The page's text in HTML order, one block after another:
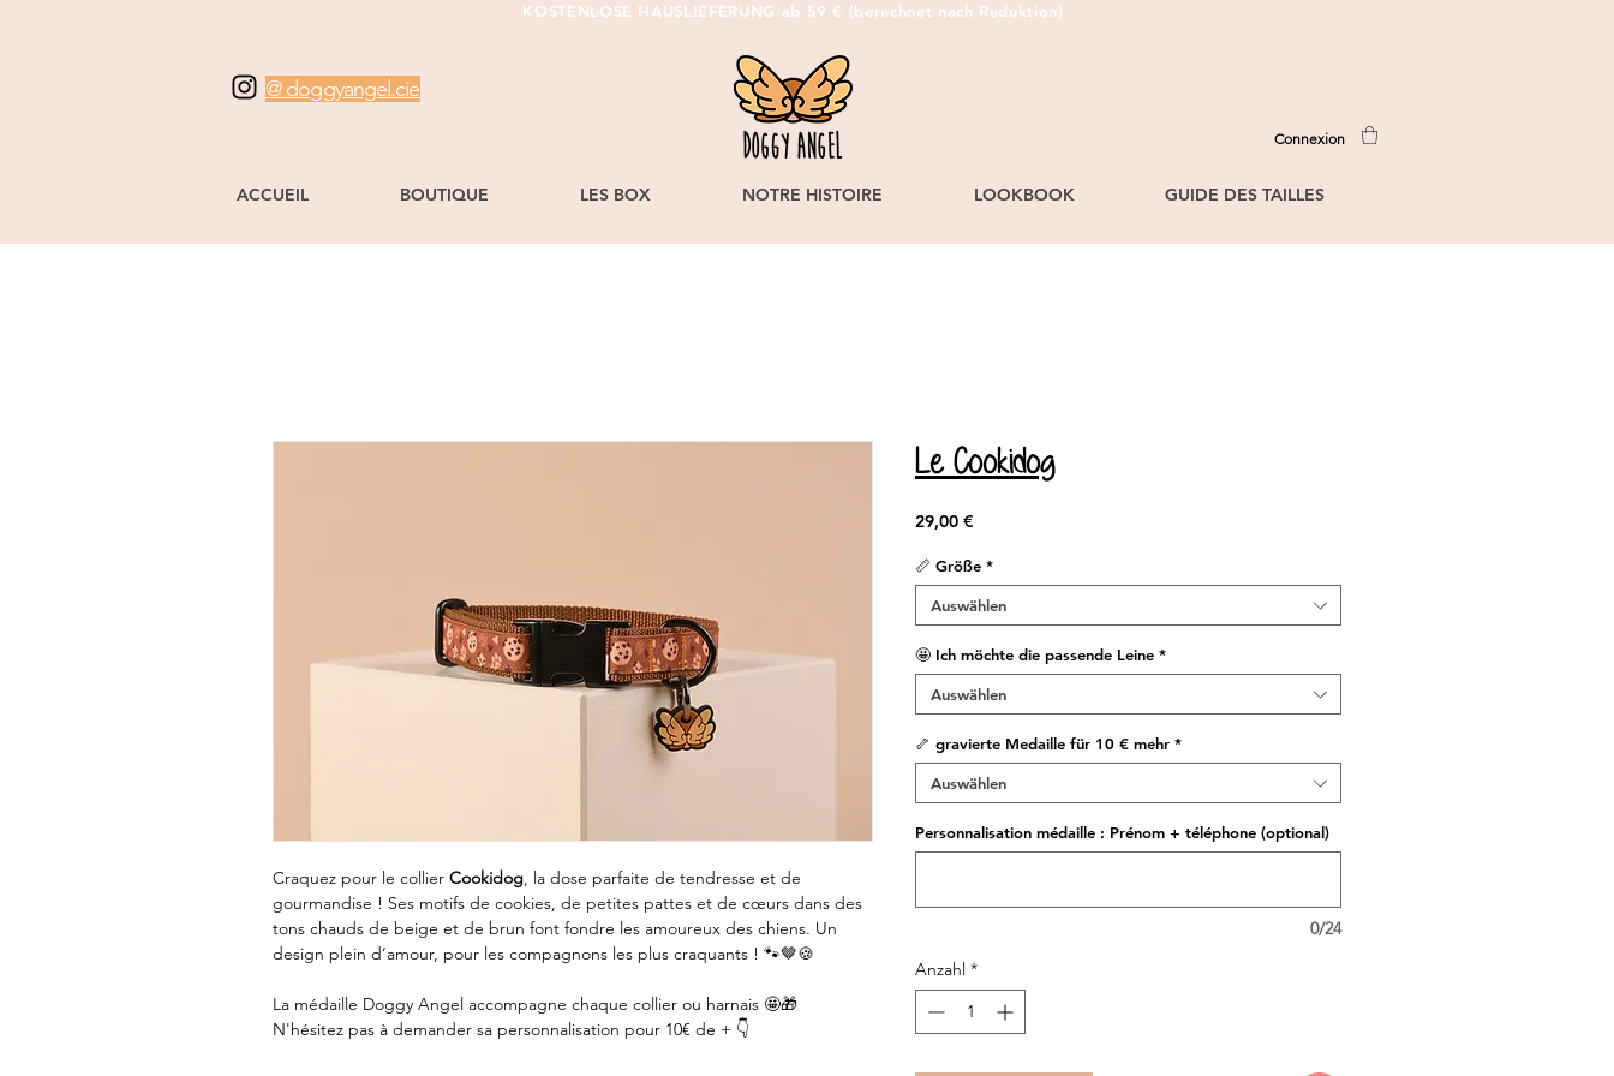
KOSTENLOSE HAUSLIEFERUNG ab 59 € (berechnet nach Reduktion)
@ doggyangel.cie
Connexion
ACCUEIL BOUTIQUE LES BOX NOTRE HISTOIRE LOOKBOOK GUIDE DES TAILLES
Craquez pour le collier Cookidog, la dose parfaite de tendresse et de
gourmandise ! Ses motifs de cookies, de petites pattes et de cœurs dans des
tons chauds de beige et de brun font fondre les amoureux des chiens. Un
design plein d’amour, pour les compagnons les plus craquants ! 🐾🤎🍪
La médaille Doggy Angel accompagne chaque collier ou harnais 🤩🎁
N'hésitez pas à demander sa personnalisation pour 10€ de + 👇
Le Cookidog
29,00 €
📏 Größe *
Auswählen
🤩 Ich möchte die passende Leine *
Auswählen
🦴 gravierte Medaille für 10 € mehr *
Auswählen
Personnalisation médaille : Prénom + téléphone (optional)
0/24
Anzahl *